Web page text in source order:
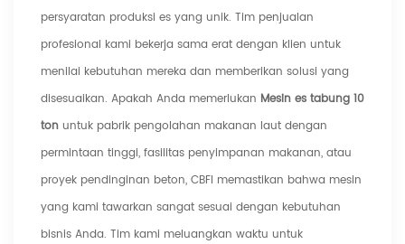
persyaratan produksi es yang unik. Tim penjualan
profesional kami bekerja sama erat dengan klien untuk
menilai kebutuhan mereka dan memberikan solusi yang
disesuaikan. Apakah Anda memerlukan Mesin es tabung 10
ton untuk pabrik pengolahan makanan laut dengan
permintaan tinggi, fasilitas penyimpanan makanan, atau
proyek pendinginan beton, CBFI memastikan bahwa mesin
yang kami tawarkan sangat sesuai dengan kebutuhan
bisnis Anda. Tim kami meluangkan waktu untuk